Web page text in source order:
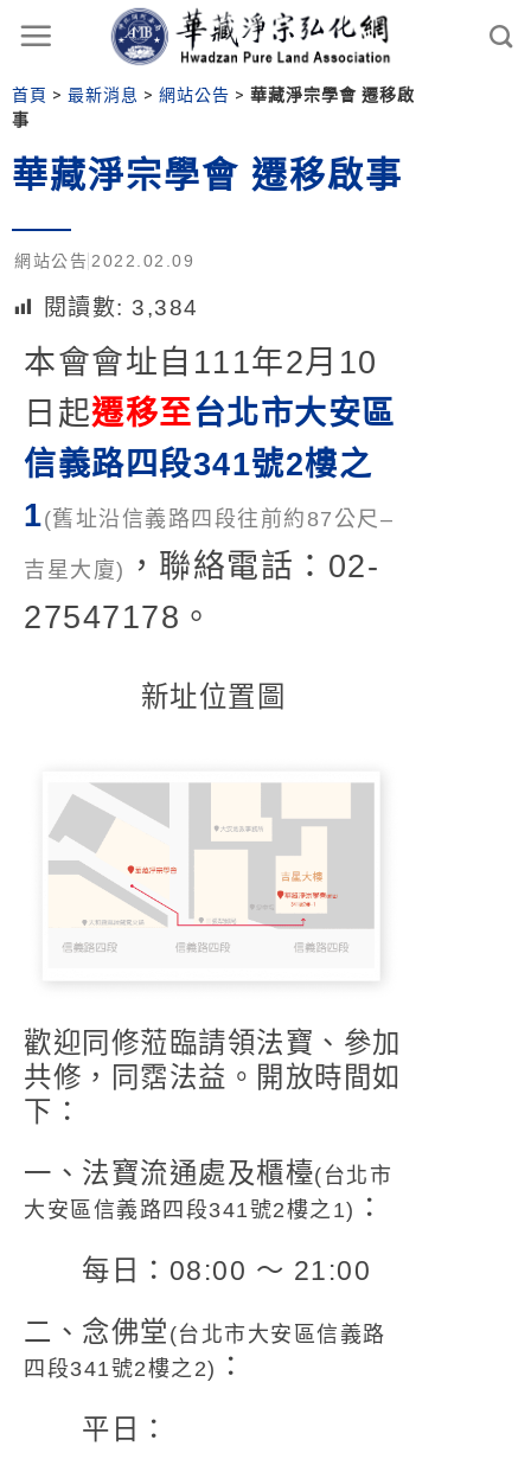
首頁 > 最新消息 > 網站公告 > 華藏淨宗學會 遷移啟
事
華藏淨宗學會 遷移啟事
網站公告 2022.02.09
閱讀數: 3,384
本會會址自111年2月10
日起遷移至台北市大安區
信義路四段341號2樓之
1(舊址沿信義路四段往前約87公尺–
吉星大廈)
，聯絡電話：02-
27547178。
新址位置圖
歡迎同修蒞臨請領法寶、參加
共修，同霑法益。 開放時間如
下：
一、法寶流通處及櫃檯( 台北市
大安區信義路四段341號2樓之1) ：
每日：08:00 〜 21:00
二、念佛堂 (台北市大安區信義路
四段341號2樓之2)
：
平日：